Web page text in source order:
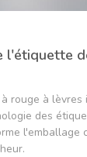
l'étiquette
rouge à
des
l'emballage